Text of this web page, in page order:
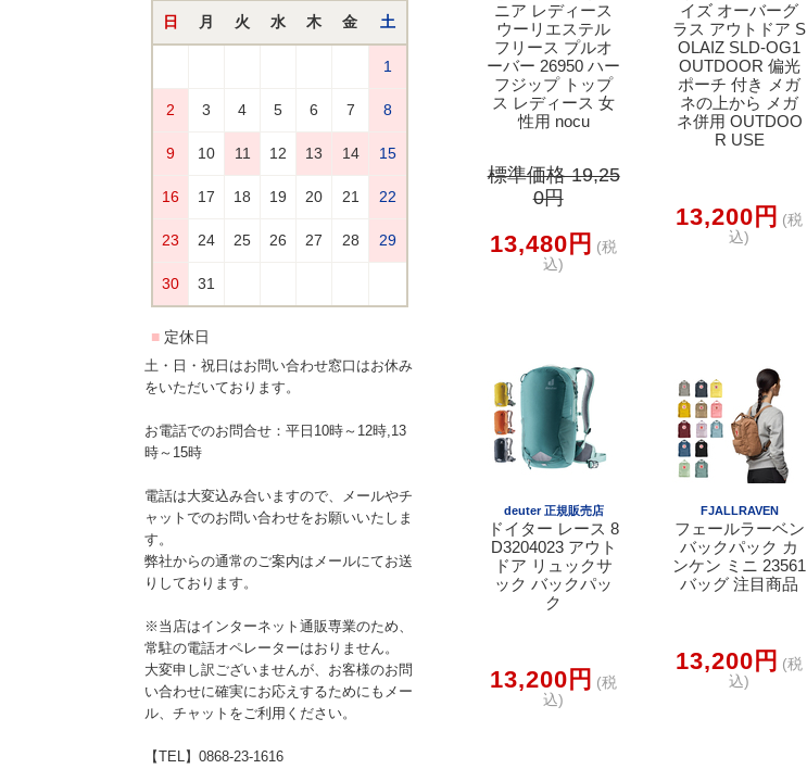
土・日・祝日はお問い合わせ窓口はお休み
をいただいております。
お電話でのお問合せ：平日10時～12時,13
時～15時
電話は大変込み合いますので、メールやチ
ャットでのお問い合わせをお願いいたしま
す。
弊社からの通常のご案内はメールにてお送
りしております。
※当店はインターネット通販専業のため、
常駐の電話オペレーターはおりません。
大変申し訳ございませんが、お客様のお問
い合わせに確実にお応えするためにもメー
ル、チャットをご利用ください。
【TEL】0868-23-1616
ニア レディース
ウーリエステル
フリース プルオ
ーバー 26950 ハー
フジップ トップ
ス レディース 女
性用 nocu
標準価格 19,25
0円
13,480円 (税
込)
イズ オーバーグ
ラス アウトドア S
OLAIZ SLD-OG1
OUTDOOR 偏光
ポーチ 付き メガ
ネの上から メガ
ネ併用 OUTDOO
R USE
13,200円 (税
込)
deuter 正規販売店
ドイター レース 8
D3204023 アウト
ドア リュックサ
ック バックパッ
ク
13,200円 (税
込)
FJALLRAVEN
フェールラーベン
バックパック カ
ンケン ミニ 23561
バッグ 注目商品
13,200円 (税
込)